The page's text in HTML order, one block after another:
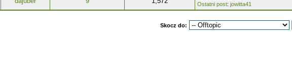
Ostatni post: jowitta41
Skocz do: